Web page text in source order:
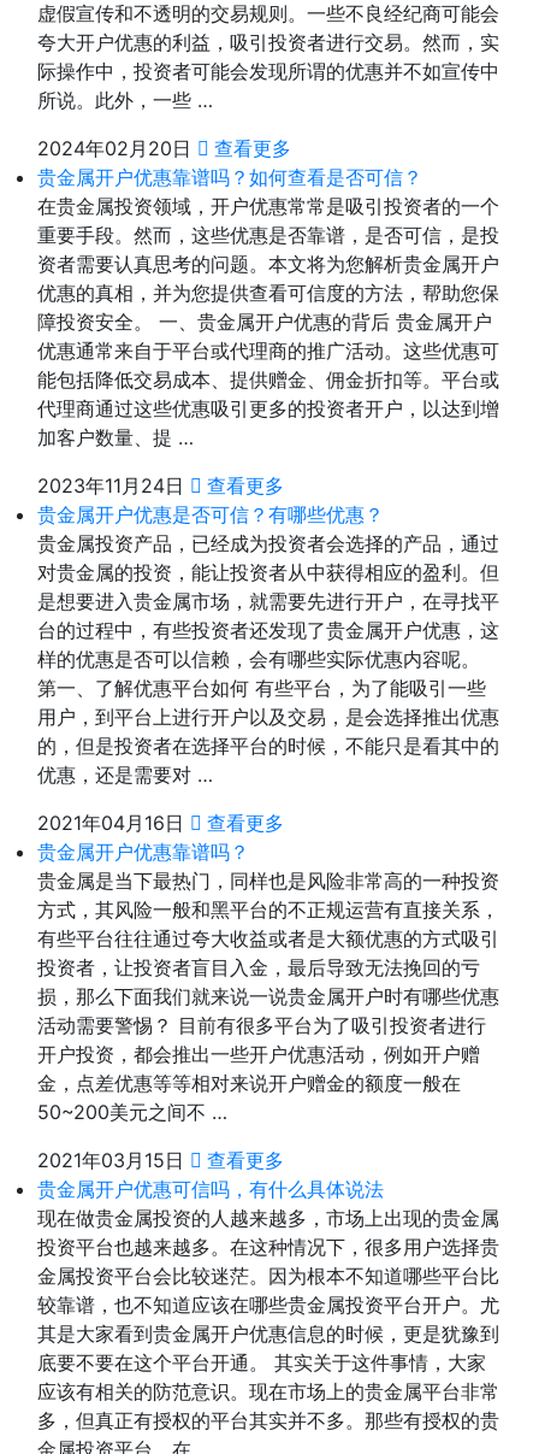
虚假宣传和不透明的交易规则。一些不良经纪商可能会
夸大开户优惠的利益，吸引投资者进行交易。然而，实
际操作中，投资者可能会发现所谓的优惠并不如宣传中
所说。此外，一些 …
2024年02月20日
查看更多
贵金属开户优惠靠谱吗？如何查看是否可信？
在贵金属投资领域，开户优惠常常是吸引投资者的一个
重要手段。然而，这些优惠是否靠谱，是否可信，是投
资者需要认真思考的问题。本文将为您解析贵金属开户
优惠的真相，并为您提供查看可信度的方法，帮助您保
障投资安全。 一、贵金属开户优惠的背后 贵金属开户
优惠通常来自于平台或代理商的推广活动。这些优惠可
能包括降低交易成本、提供赠金、佣金折扣等。平台或
代理商通过这些优惠吸引更多的投资者开户，以达到增
加客户数量、提 …
2023年11月24日
查看更多
贵金属开户优惠是否可信？有哪些优惠？
贵金属投资产品，已经成为投资者会选择的产品，通过
对贵金属的投资，能让投资者从中获得相应的盈利。但
是想要进入贵金属市场，就需要先进行开户，在寻找平
台的过程中，有些投资者还发现了贵金属开户优惠，这
样的优惠是否可以信赖，会有哪些实际优惠内容呢。
第一、了解优惠平台如何 有些平台，为了能吸引一些
用户，到平台上进行开户以及交易，是会选择推出优惠
的，但是投资者在选择平台的时候，不能只是看其中的
优惠，还是需要对 …
2021年04月16日
查看更多
贵金属开户优惠靠谱吗？
贵金属是当下最热门，同样也是风险非常高的一种投资
方式，其风险一般和黑平台的不正规运营有直接关系，
有些平台往往通过夸大收益或者是大额优惠的方式吸引
投资者，让投资者盲目入金，最后导致无法挽回的亏
损，那么下面我们就来说一说贵金属开户时有哪些优惠
活动需要警惕？ 目前有很多平台为了吸引投资者进行
开户投资，都会推出一些开户优惠活动，例如开户赠
金，点差优惠等等相对来说开户赠金的额度一般在
50~200美元之间不 …
2021年03月15日
查看更多
贵金属开户优惠可信吗，有什么具体说法
现在做贵金属投资的人越来越多，市场上出现的贵金属
投资平台也越来越多。在这种情况下，很多用户选择贵
金属投资平台会比较迷茫。因为根本不知道哪些平台比
较靠谱，也不知道应该在哪些贵金属投资平台开户。尤
其是大家看到贵金属开户优惠信息的时候，更是犹豫到
底要不要在这个平台开通。 其实关于这件事情，大家
应该有相关的防范意识。现在市场上的贵金属平台非常
多，但真正有授权的平台其实并不多。那些有授权的贵
金属投资平台，在 …